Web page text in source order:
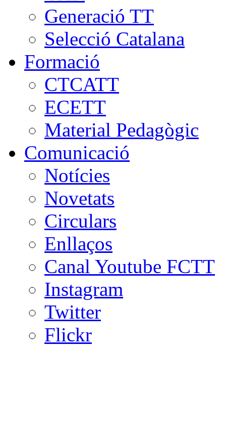
Generació TT
Selecció Catalana
Formació
CTCATT
ECETT
Material Pedagògic
Comunicació
Notícies
Novetats
Circulars
Enllaços
Canal Youtube FCTT
Instagram
Twitter
Flickr